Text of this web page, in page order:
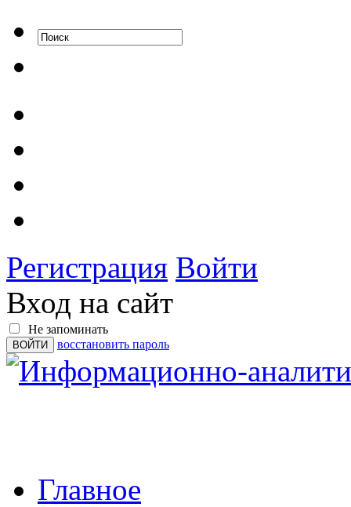
Регистрация Войти
Вход на сайт
Не запоминать
восстановить пароль
Главное